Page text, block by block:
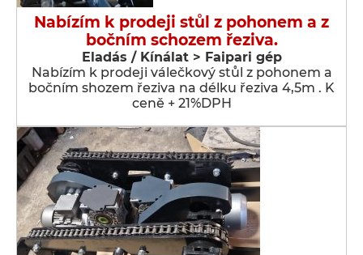
Nabízím k prodeji stůl z pohonem a z
bočním schozem řeziva.
Eladás / Kínálat > Faipari gép
Nabízím k prodeji válečkový stůl z pohonem a
bočním shozem řeziva na délku řeziva 4,5m . K
ceně + 21%DPH